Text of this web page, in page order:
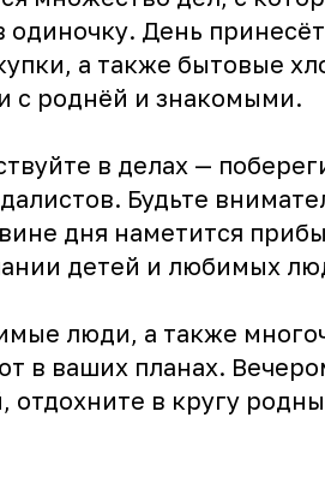
одиночку. День принесёт
а также бытовые
с роднёй и знакомыми.
в делах —
Будьте
дня наметится
детей и любимых
люди, а также
в ваших планах.
отдохните в кругу